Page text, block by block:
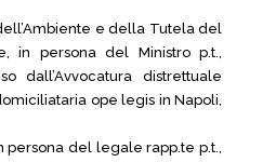
e della Tutela del
in persona del Ministro p.t.,
dall’Avvocatura distrettuale
ope legis in Napoli,
persona del legale rapp.te p.t.,